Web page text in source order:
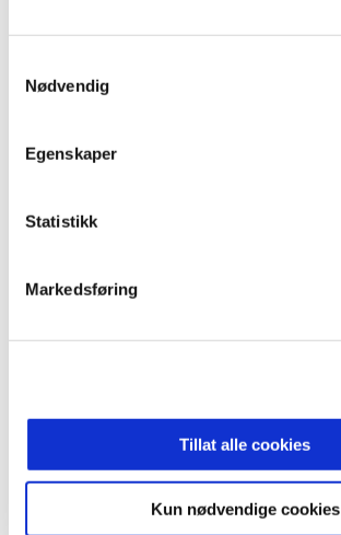
Nødvendig
Egenskaper
Statistikk
Markedsføring
Tillat alle cookies
Kun nødvendige cookies
ANNONSE FRA OBOS-LIGAEN: